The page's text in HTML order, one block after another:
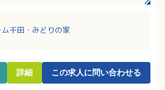
千田・みどりの家
詳細 この求人に問い合わせる